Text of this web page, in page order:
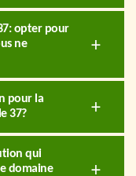
opter pour
ne
pour la
37?
qui
domaine